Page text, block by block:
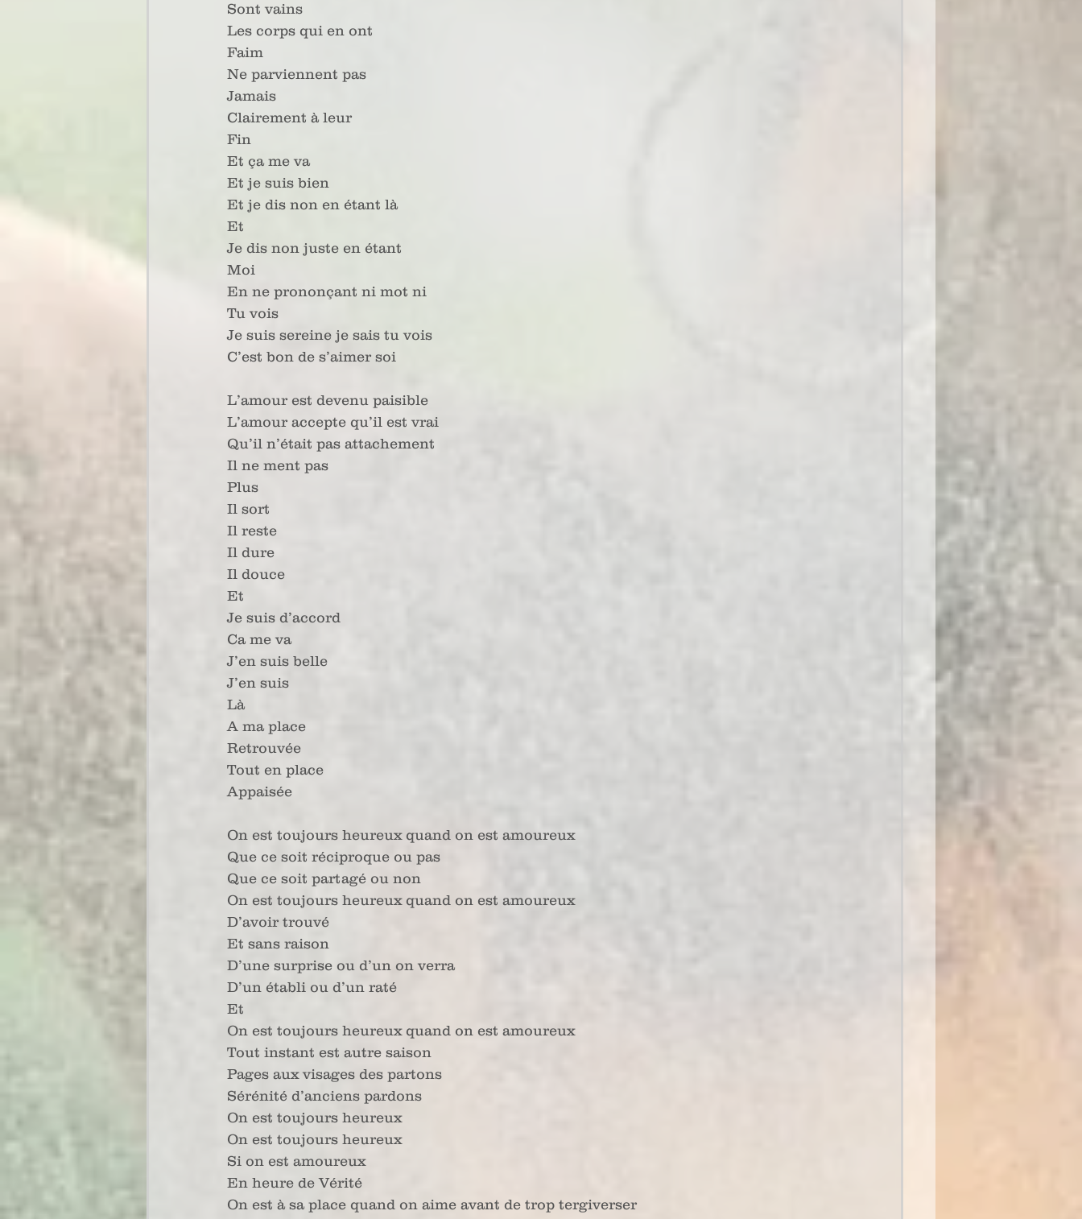
Sont vains
Les corps qui en ont
Faim
Ne parviennent pas
Jamais
Clairement à leur
Fin
Et ça me va
Et je suis bien
Et je dis non en étant là
Et
Je dis non juste en étant
Moi
En ne prononçant ni mot ni
Tu vois
Je suis sereine je sais tu vois
C’est bon de s’aimer soi
L’amour est devenu paisible
L’amour accepte qu’il est vrai
Qu’il n’était pas attachement
Il ne ment pas
Plus
Il sort
Il reste
Il dure
Il douce
Et
Je suis d’accord
Ca me va
J’en suis belle
J’en suis
Là
A ma place
Retrouvée
Tout en place
Appaisée
On est toujours heureux quand on est amoureux
Que ce soit réciproque ou pas
Que ce soit partagé ou non
On est toujours heureux quand on est amoureux
D’avoir trouvé
Et sans raison
D’une surprise ou d’un on verra
D’un établi ou d’un raté
Et
On est toujours heureux quand on est amoureux
Tout instant est autre saison
Pages aux visages des partons
Sérénité d’anciens pardons
On est toujours heureux
On est toujours heureux
Si on est amoureux
En heure de Vérité
On est à sa place quand on aime avant de trop tergiverser